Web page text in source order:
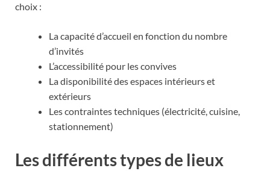
choix :
La capacité d’accueil en fonction du nombre
d’invités
L’accessibilité pour les convives
La disponibilité des espaces intérieurs et
extérieurs
Les contraintes techniques (électricité, cuisine,
stationnement)
Les différents types de lieux